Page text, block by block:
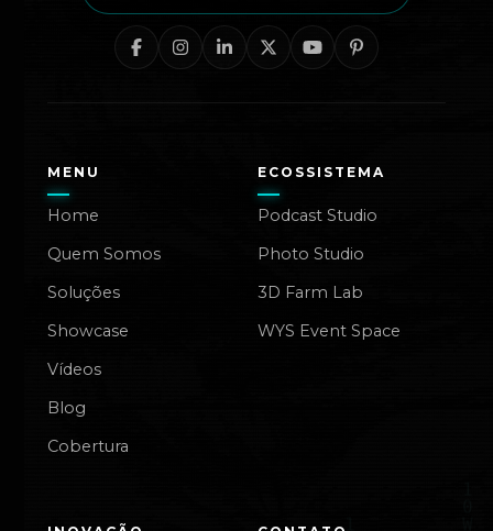
MENU
Home
Quem Somos
Soluções
Showcase
Vídeos
Blog
Cobertura
ECOSSISTEMA
Podcast Studio
Photo Studio
3D Farm Lab
WYS Event Space